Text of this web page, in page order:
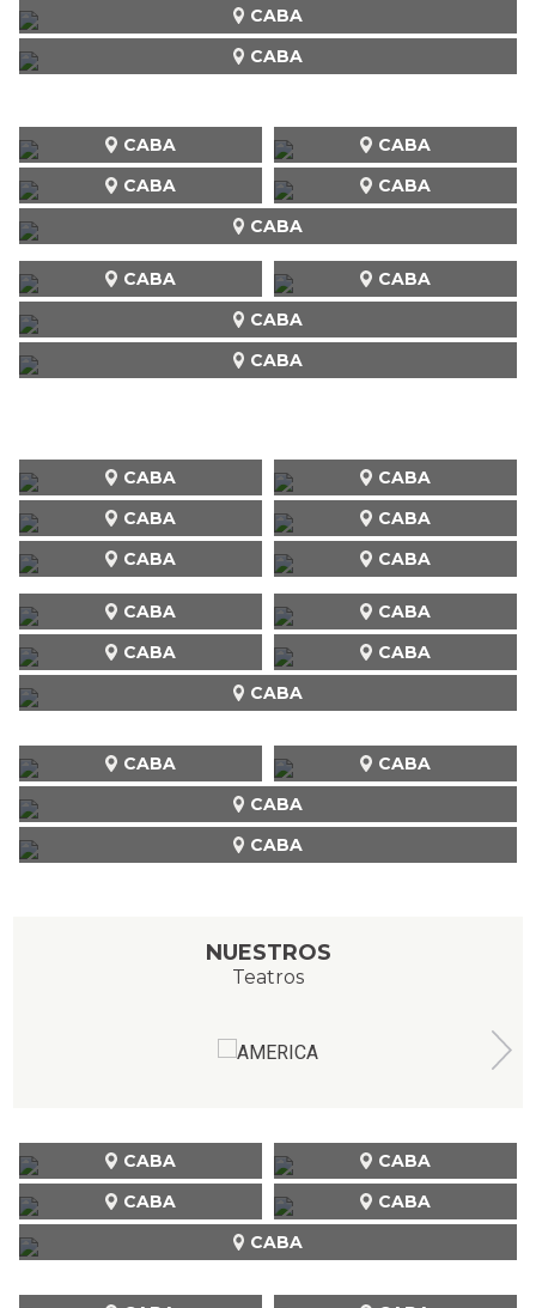
CABA
CABA
CABA CABA
CABA
CABA CABA
CABA
CABA CABA
CABA
CABA
CABA
CABA
CABA
CABA
CABA
CABA CABA
CABA
CABA CABA
CABA
CABA CABA
CABA
NUESTROS
Teatros
CABA
CABA
CABA
CABA
CABA